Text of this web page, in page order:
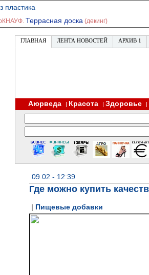
пластика
Террасная доска (декинг)
ГЛАВНАЯ ЛЕНТА НОВОСТЕЙ АРХИВ 1
Аюрведа | Красота | Здоровье |
09.02 - 12:39
Где можно купить
| Пищевые добавки